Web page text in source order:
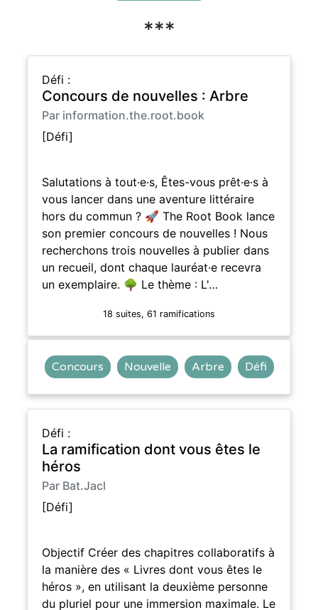
***
Défi :
Concours de nouvelles : Arbre
Par information.the.root.book
[Défi]
Salutations à tout·e·s, Êtes-vous prêt·e·s à
vous lancer dans une aventure littéraire
hors du commun ? 🚀 The Root Book lance
son premier concours de nouvelles ! Nous
recherchons trois nouvelles à publier dans
un recueil, dont chaque lauréat·e recevra
un exemplaire. 🌳 Le thème : L'…
18 suites, 61 ramifications
Concours Nouvelle Arbre Défi
Défi :
La ramification dont vous êtes le
héros
Par Bat.Jacl
[Défi]
Objectif Créer des chapitres collaboratifs à
la manière des « Livres dont vous êtes le
héros », en utilisant la deuxième personne
du pluriel pour une immersion maximale. Le